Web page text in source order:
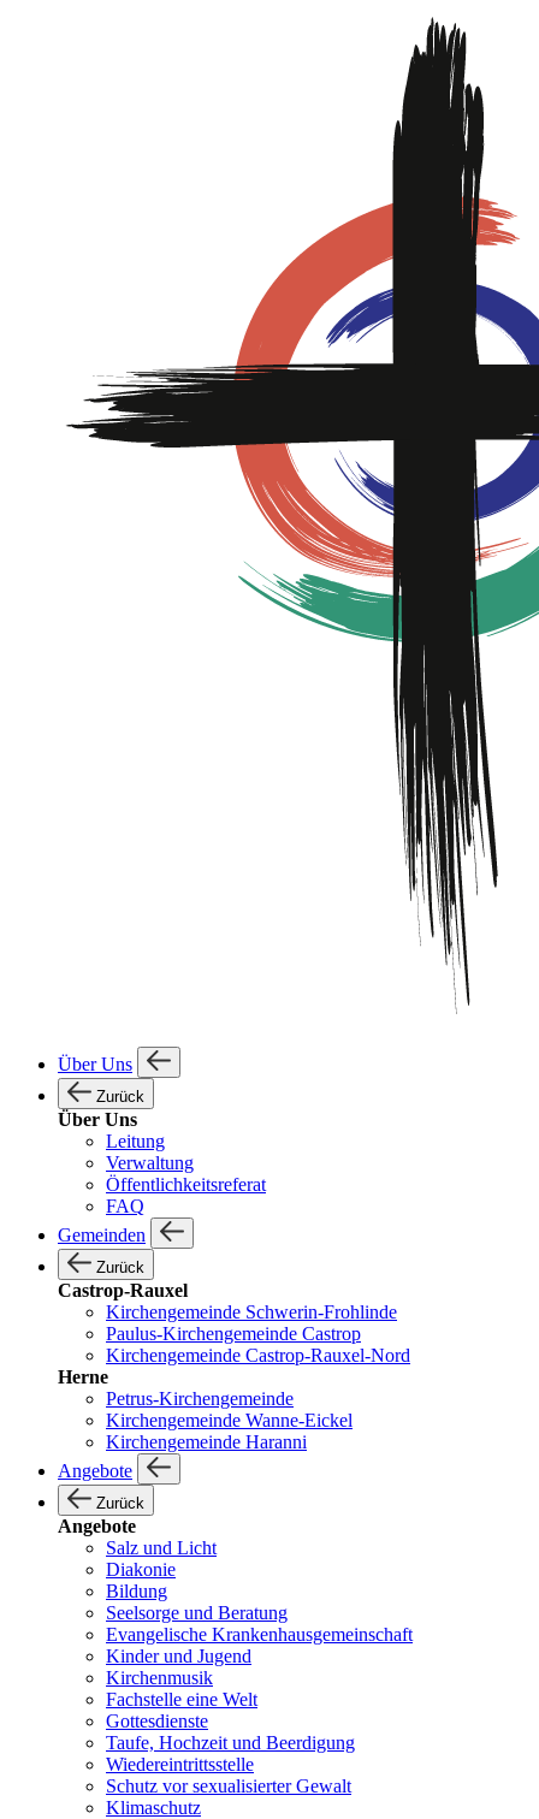
Über Uns
Zurück
Über Uns
Leitung
Verwaltung
Öffentlichkeitsreferat
FAQ
Gemeinden
Zurück
Castrop-Rauxel
Kirchengemeinde Schwerin-Frohlinde
Paulus-Kirchengemeinde Castrop
Kirchengemeinde Castrop-Rauxel-Nord
Herne
Petrus-Kirchengemeinde
Kirchengemeinde Wanne-Eickel
Kirchengemeinde Haranni
Angebote
Zurück
Angebote
Salz und Licht
Diakonie
Bildung
Seelsorge und Beratung
Evangelische Krankenhausgemeinschaft
Kinder und Jugend
Kirchenmusik
Fachstelle eine Welt
Gottesdienste
Taufe, Hochzeit und Beerdigung
Wiedereintrittsstelle
Schutz vor sexualisierter Gewalt
Klimaschutz